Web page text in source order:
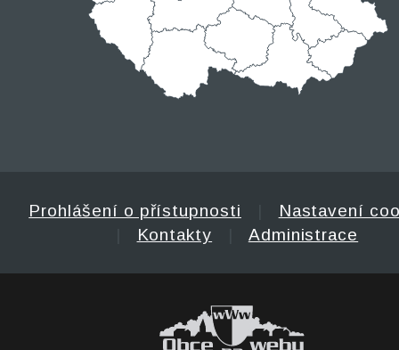
Prohlášení o přístupnosti
Nastavení
Kontakty Administrace